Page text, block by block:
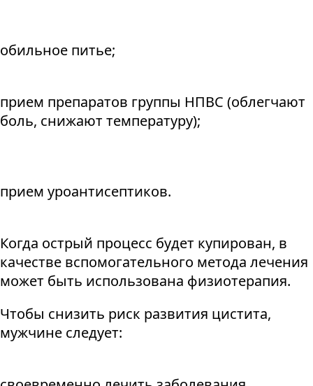
обильное питье;
прием препаратов группы НПВС (облегчают
боль, снижают температуру);
прием уроантисептиков.
Когда острый процесс будет купирован, в
качестве вспомогательного метода лечения
может быть использована физиотерапия.
Чтобы снизить риск развития цистита,
мужчине следует: